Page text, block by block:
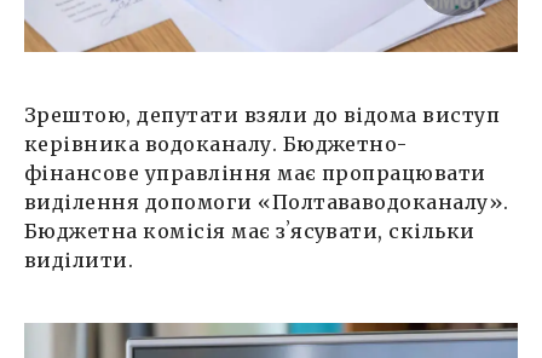
Зрештою, депутати взяли до відома виступ
керівника водоканалу. Бюджетно-
фінансове управління має пропрацювати
виділення допомоги «Полтававодоканалу».
Бюджетна комісія має зʼясувати, скільки
виділити.